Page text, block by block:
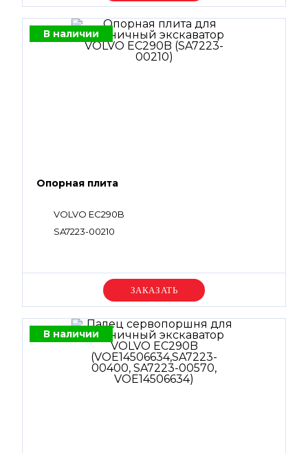
В наличии
Опорная плита
VOLVO EC290B
SA7223-00210
Уточняйте цену
В наличии